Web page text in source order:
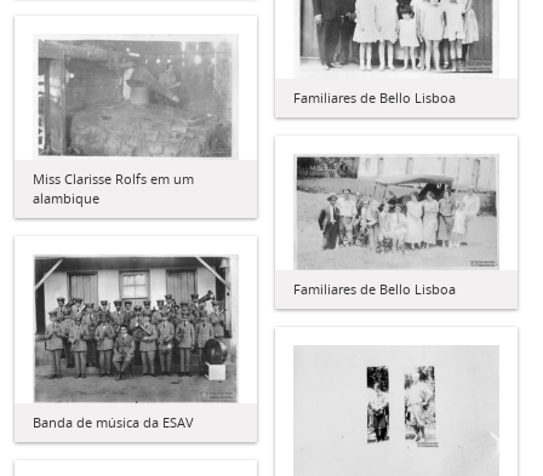
Familiares de Bello Lisboa
Miss Clarisse Rolfs em um
alambique
Familiares de Bello Lisboa
Banda de música da ESAV